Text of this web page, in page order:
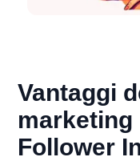
Vantaggi
Follower